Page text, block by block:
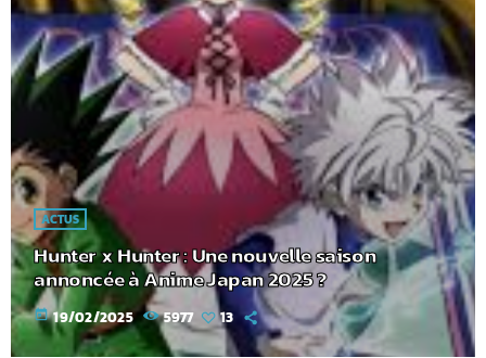
ACTUS
Hunter x Hunter : Une nouvelle saison
annoncée à Anime Japan 2025 ?
today 19/02/2025 5977 13